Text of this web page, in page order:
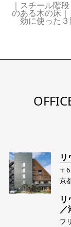
｜スチール階
のある木の床
効に使った３
〒
京
／
フ